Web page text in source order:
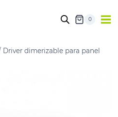
0
Driver dimerizable para panel